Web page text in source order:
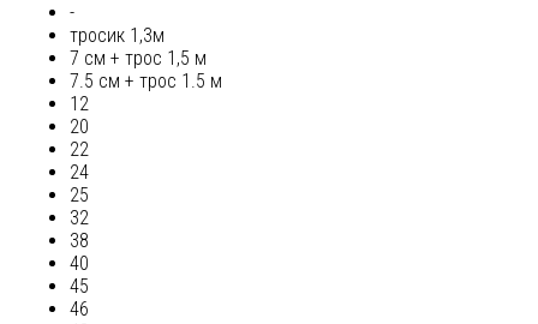
-
тросик 1,3м
7 см + трос 1,5 м
7.5 см + трос 1.5 м
12
20
22
24
25
32
38
40
45
46